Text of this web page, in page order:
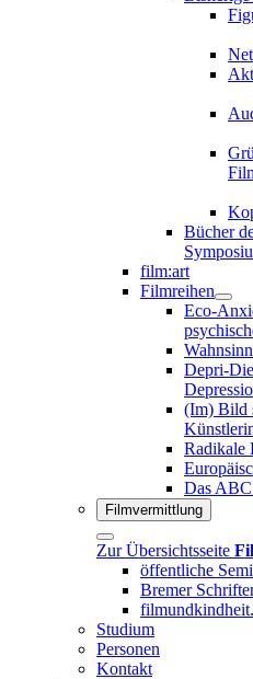
Bücher
film:art
Filmreihen
Eco-
Depri-
(Im) Bild
Radikale
Das
Filmvermittlung
Zur Übersichtsseite
öffentliche
Bremer
Studium
Personen
Kontakt